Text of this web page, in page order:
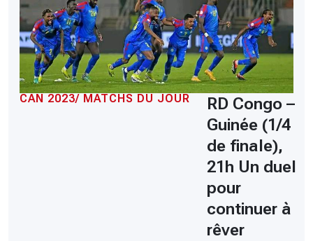
CAN 2023/ MATCHS DU JOUR
RD Congo –
Guinée (1/4
de finale),
21h Un duel
pour
continuer à
rêver